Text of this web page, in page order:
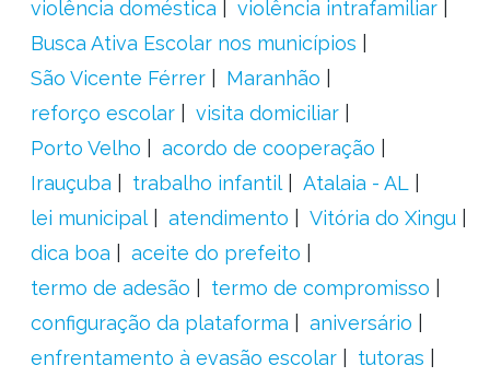
violência doméstica
violência intrafamiliar
Busca Ativa Escolar nos municípios
São Vicente Férrer
Maranhão
reforço escolar
visita domiciliar
Porto Velho
acordo de cooperação
Irauçuba
trabalho infantil
Atalaia - AL
lei municipal
atendimento
Vitória do Xingu
dica boa
aceite do prefeito
termo de adesão
termo de compromisso
configuração da plataforma
aniversário
enfrentamento à evasão escolar
tutoras